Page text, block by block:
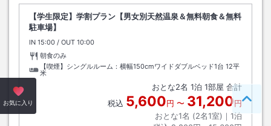
【学生限定】学割プラン【男女別天然温泉＆無料朝食＆無料
駐車場】
IN チェックイン
15:00 / OUT チェックアウト
10:00
朝食のみ
【喫煙】シングルルーム：横幅150cmワイドダブルベッド1台 12平
米
おとな2名 1泊 1部屋 合計
税込 5,600円 〜 31,200円
おとな1名 (2名1室)｜ 1泊
お気に入り ペー